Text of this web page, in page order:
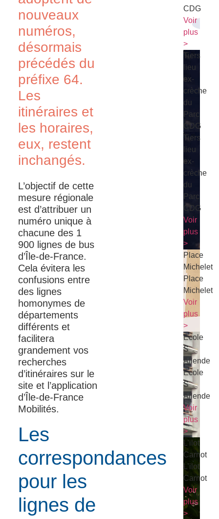
CDG
Voir
plus
>
Tiers
lieu
ex-
crèche
du
Parc
CDG
Tiers
lieu
ex-
crèche
du
Parc
CDG
Voir
plus
>
Place
Michelet
Place
Michelet
Voir
plus
>
Ecole
S
Allende
Ecole
S
Allende
Voir
plus
>
L’ilot
Carnot
L’ilot
Carnot
Voir
plus
>
nouveaux
numéros,
désormais
précédés du
préfixe 64.
Les
itinéraires et
les horaires,
eux, restent
inchangés.
L’objectif de cette
mesure régionale
est d’attribuer un
numéro unique à
chacune des 1
900 lignes de bus
d’Île-de-France.
Cela évitera les
confusions entre
des lignes
homonymes de
départements
différents et
facilitera
grandement vos
recherches
d’itinéraires sur le
site et l’application
d’Île-de-France
Mobilités.
Les
correspondances
pour les
lignes de